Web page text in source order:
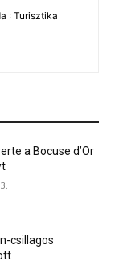
: Turisztika
a Bocuse d’Or
csillagos